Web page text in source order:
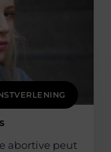
abortive peut